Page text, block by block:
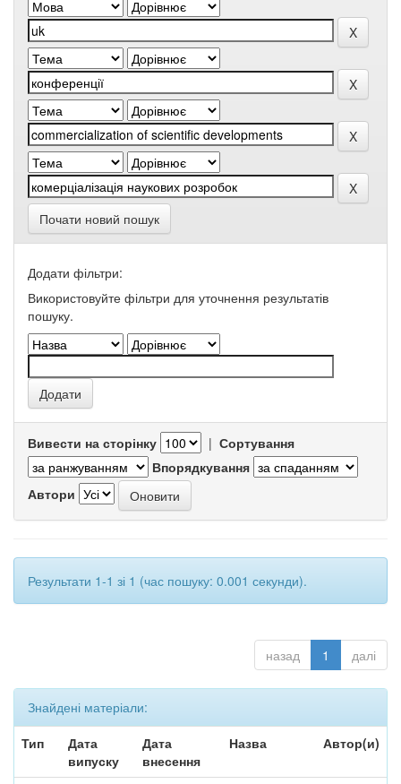
Почати новий пошук
Додати фільтри:
Використовуйте фільтри для уточнення результатів
пошуку.
Вивести на сторінку | Сортування
Впорядкування
Автори
Результати 1-1 зі 1 (час пошуку: 0.001 секунди).
назад 1 далі
Знайдені матеріали:
Тип
Дата
випуску
Дата
внесення
Назва Автор(и)